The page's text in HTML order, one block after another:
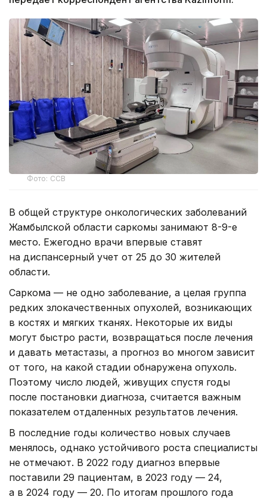
Фото: ССВ
В общей структуре онкологических заболеваний
Жамбылской области саркомы занимают 8-9-е
место. Ежегодно врачи впервые ставят
на диспансерный учет от 25 до 30 жителей
области.
Саркома — не одно заболевание, а целая группа
редких злокачественных опухолей, возникающих
в костях и мягких тканях. Некоторые их виды
могут быстро расти, возвращаться после лечения
и давать метастазы, а прогноз во многом зависит
от того, на какой стадии обнаружена опухоль.
Поэтому число людей, живущих спустя годы
после постановки диагноза, считается важным
показателем отдаленных результатов лечения.
В последние годы количество новых случаев
менялось, однако устойчивого роста специалисты
не отмечают. В 2022 году диагноз впервые
поставили 29 пациентам, в 2023 году — 24,
а в 2024 году — 20. По итогам прошлого года